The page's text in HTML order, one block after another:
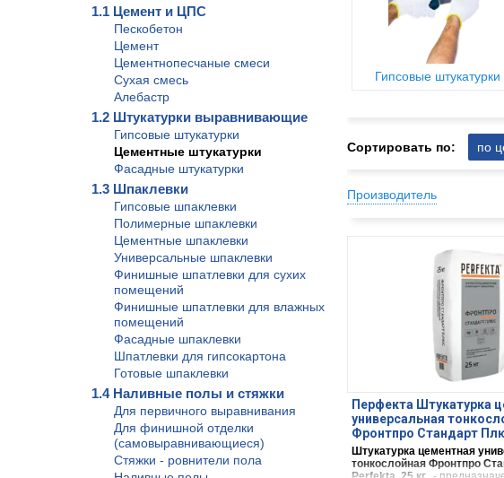
1.1 Цемент и ЦПС
Пескобетон
Цемент
Цементнопесчаные смеси
Сухая смесь
Алебастр
1.2 Штукатурки выравнивающие
Гипсовые штукатурки
Цементные штукатурки
Фасадные штукатурки
1.3 Шпаклевки
Гипсовые шпаклевки
Полимерные шпаклевки
Цементные шпаклевки
Универсальные шпаклевки
Финишные шпатлевки для сухих
помещений
Финишные шпатлевки для влажных
помещений
Фасадные шпаклевки
Шпатлевки для гипсокартона
Готовые шпаклевки
1.4 Наливные полы и стяжки
Для первичного выравнивания
Для финишной отделки
(самовыравнивающиеся)
Стяжки - ровнители пола
Гипсовые штукатурки
Сортировать по: по
Производитель
Перфекта Штукатурка
универсальная
Фронтпро Стандарт
пал
Штукатурка цементная
тонкослойная Фронтпро